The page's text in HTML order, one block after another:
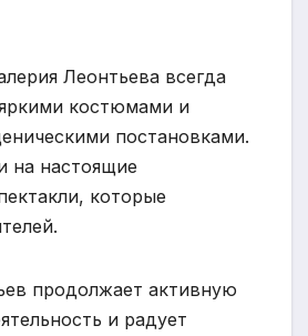
Леонтьева всегда
костюмами и
постановками.
на настоящие
которые
продолжает активную
и радует